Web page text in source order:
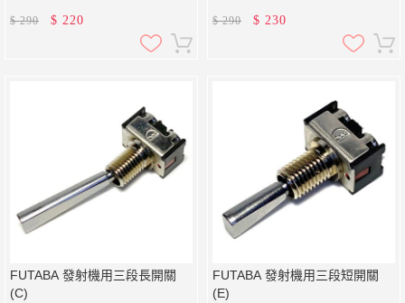
$290 $ 220 $290 $ 230
FUTABA 發射機用三段長開關
(C)
FUTABA 發射機用三段短開關
(E)